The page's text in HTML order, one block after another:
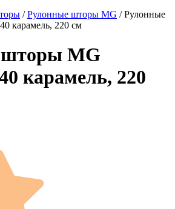
/ Рулонные шторы MG / Рулонные
карамель, 220 см
MG
карамель, 220